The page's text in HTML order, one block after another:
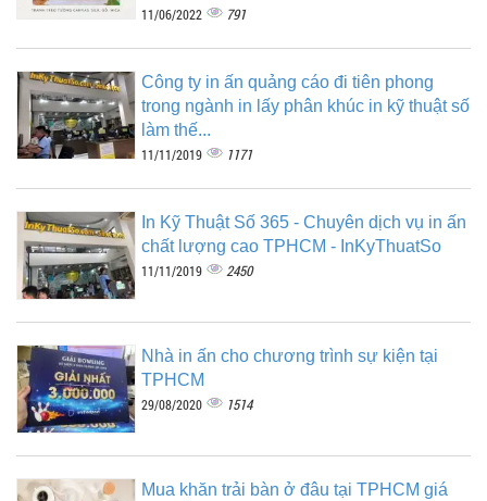
11/06/2022 791
Công ty in ấn quảng cáo đi tiên phong
trong ngành in lấy phân khúc in kỹ thuật số
làm thế...
11/11/2019 1171
In Kỹ Thuật Số 365 - Chuyên dịch vụ in ấn
chất lượng cao TPHCM - InKyThuatSo
11/11/2019 2450
Nhà in ấn cho chương trình sự kiện tại
TPHCM
29/08/2020 1514
Mua khăn trải bàn ở đâu tại TPHCM giá